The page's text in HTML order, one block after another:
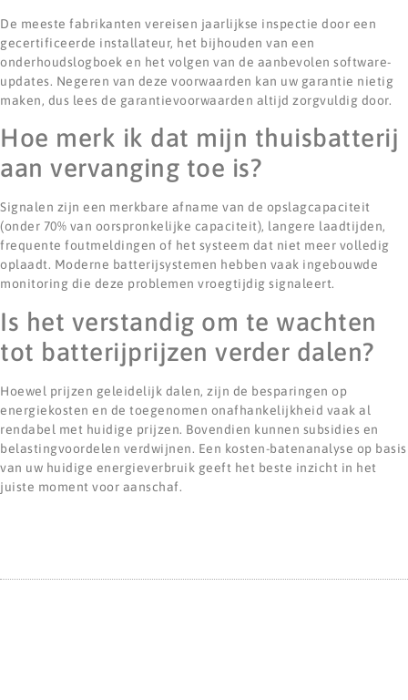
De meeste fabrikanten vereisen jaarlijkse inspectie door een
gecertificeerde installateur, het bijhouden van een
onderhoudslogboek en het volgen van de aanbevolen software-
updates. Negeren van deze voorwaarden kan uw garantie nietig
maken, dus lees de garantievoorwaarden altijd zorgvuldig door.
Hoe merk ik dat mijn thuisbatterij
aan vervanging toe is?
Signalen zijn een merkbare afname van de opslagcapaciteit
(onder 70% van oorspronkelijke capaciteit), langere laadtijden,
frequente foutmeldingen of het systeem dat niet meer volledig
oplaadt. Moderne batterijsystemen hebben vaak ingebouwde
monitoring die deze problemen vroegtijdig signaleert.
Is het verstandig om te wachten
tot batterijprijzen verder dalen?
Hoewel prijzen geleidelijk dalen, zijn de besparingen op
energiekosten en de toegenomen onafhankelijkheid vaak al
rendabel met huidige prijzen. Bovendien kunnen subsidies en
belastingvoordelen verdwijnen. Een kosten-batenanalyse op basis
van uw huidige energieverbruik geeft het beste inzicht in het
juiste moment voor aanschaf.